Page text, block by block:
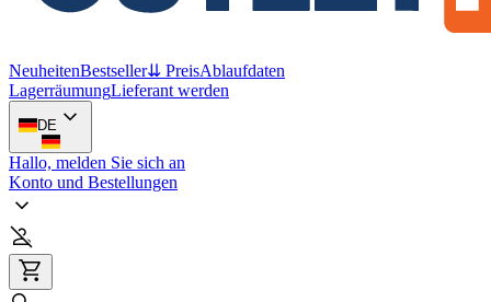
NeuheitenBestseller⇊ PreisAblaufdaten
LagerräumungLieferant werden
DE
Hallo, melden Sie sich an
Konto und Bestellungen